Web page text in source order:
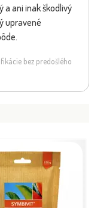
a ani inak škodlivý
upravené
bez predošlého